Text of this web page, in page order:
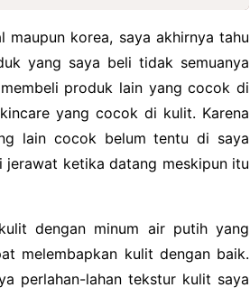
korea, saya akhirnya tahu
yang saya beli tidak semuanya
produk lain yang cocok di
yang cocok di kulit. Karena
lain cocok belum tentu di saya
jerawat ketika datang meskipun itu
dengan minum air putih yang
melembapkan kulit dengan baik.
perlahan-lahan tekstur kulit saya